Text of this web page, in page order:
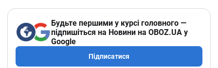
Будьте першими у курсі головного —
підпишіться на Новини на OBOZ.UA у
Google
Підписатися